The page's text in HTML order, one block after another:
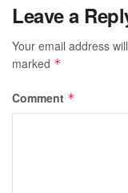
Leave a
Your email address
marked *
Comment *